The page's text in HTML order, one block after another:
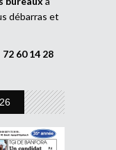
débarras et
72 60 14 28